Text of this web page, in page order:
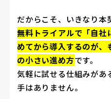
だからこそ、いきなり本
無料トライアルで「自社
めてから導入するのが、
の小さい進め方です。
気軽に試せる仕組みがあ
手はありません。